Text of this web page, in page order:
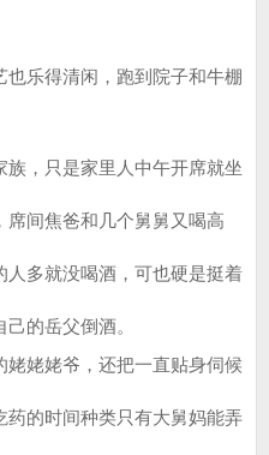
乐得清闲，跑到院子和牛棚
，只是家里人中午开席就坐
间焦爸和几个舅舅又喝高
多就没喝酒，可也硬是挺着
的岳父倒酒。
姥姥爷，还把一直贴身伺候
药的时间种类只有大舅妈能弄